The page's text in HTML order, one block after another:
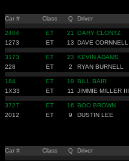
Car # Class Q Driver
2404 ET 21 GARY CLONTZ
1273
ET 13 DAVE CORNNELL
3173 ET 23 KEVIN ADAMS
228
ET 2 RYAN BURNELL
184 ET 19 BILL BAIR
1X33
ET 11 JIMMIE MILLER III
3727 ET 16 BOO BROWN
2012
ET 9 DUSTIN LEE
Car # Class Q Driver